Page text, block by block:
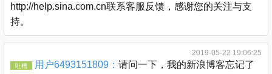
http://help.sina.com.cn联系客服反馈，感谢您的关注与支
持。
2019-05-22 19:06:25
吐槽 用户6493151809： 请问一下，我的新浪博客忘记了